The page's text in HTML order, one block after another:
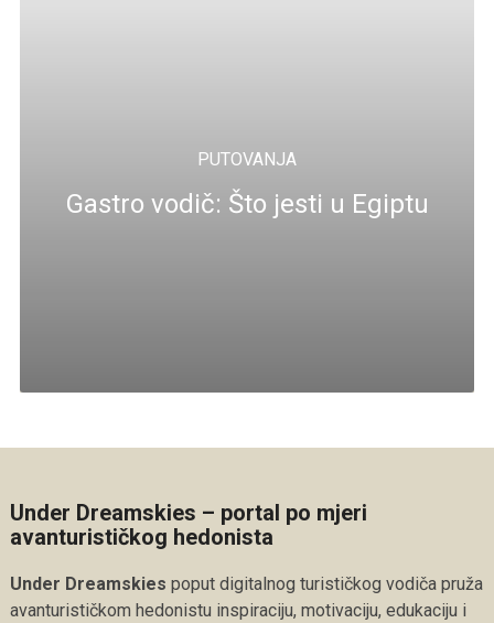
PUTOVANJA
Gastro vodič: Što jesti u Egiptu
Under Dreamskies – portal po mjeri
avanturističkog hedonista
Under Dreamskies poput digitalnog turističkog vodiča pruža
avanturističkom hedonistu inspiraciju, motivaciju, edukaciju i